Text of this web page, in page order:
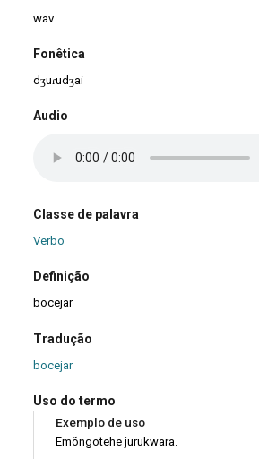
wav
Fonêtica
dʒuɾudʒai
Audio
Classe de palavra
Verbo
Definição
bocejar
Tradução
bocejar
Uso do termo
Exemplo de uso
Emõngotehe jurukwara.